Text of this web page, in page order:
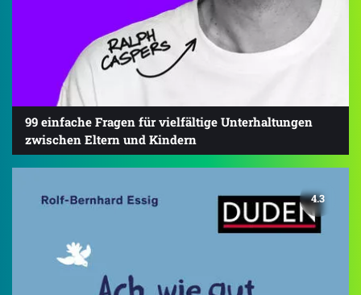
99 einfache Fragen für vielfältige Unterhaltungen
zwischen Eltern und Kindern
4.3